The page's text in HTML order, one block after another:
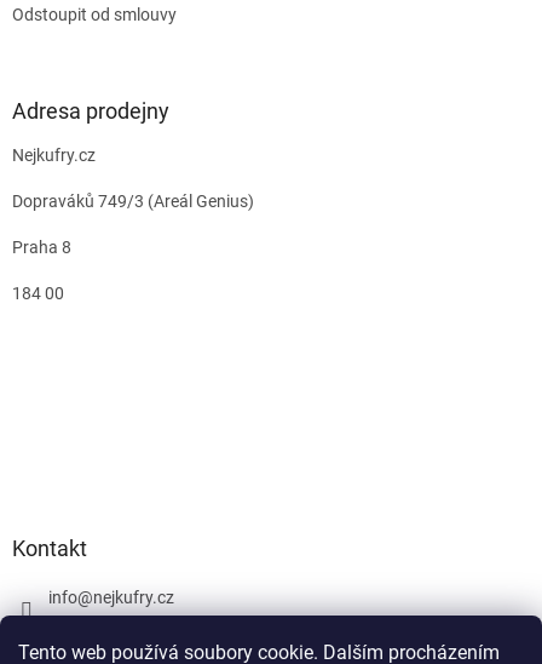
Tento web používá soubory cookie. Dalším procházením
Odstoupit od smlouvy
Adresa prodejny
Nejkufry.cz
Dopraváků 749/3 (Areál Genius)
Praha 8
184 00
Kontakt
info@nejkufry.cz